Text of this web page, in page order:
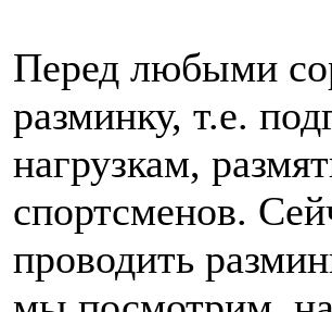
Перед любыми
разминку, т.е.
нагрузкам,
спортсменов.
проводить